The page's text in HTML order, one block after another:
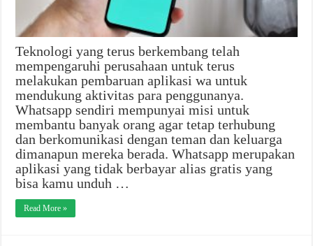
Teknologi yang terus berkembang telah
mempengaruhi perusahaan untuk terus
melakukan pembaruan aplikasi wa untuk
mendukung aktivitas para penggunanya.
Whatsapp sendiri mempunyai misi untuk
membantu banyak orang agar tetap terhubung
dan berkomunikasi dengan teman dan keluarga
dimanapun mereka berada. Whatsapp merupakan
aplikasi yang tidak berbayar alias gratis yang
bisa kamu unduh …
Read More »